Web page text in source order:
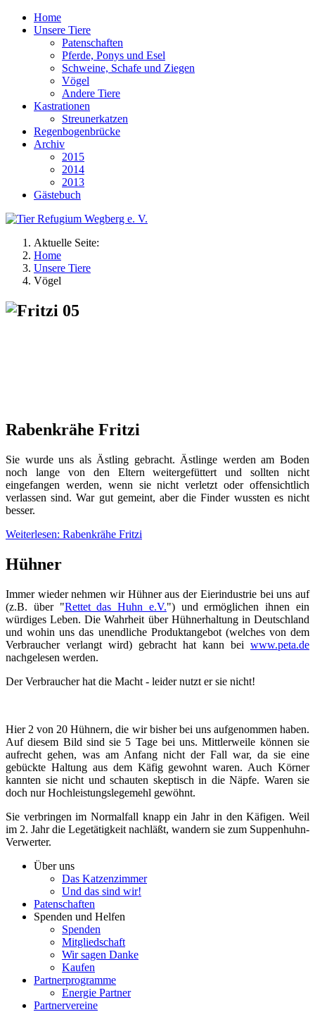
Home
Unsere Tiere
Patenschaften
Pferde, Ponys und Esel
Schweine, Schafe und Ziegen
Vögel
Andere Tiere
Kastrationen
Streunerkatzen
Regenbogenbrücke
Archiv
2015
2014
2013
Gästebuch
Aktuelle Seite:
Home
Unsere Tiere
Vögel
Rabenkrähe Fritzi
Sie wurde uns als Ästling gebracht. Ästlinge werden am Boden
noch lange von den Eltern weitergefüttert und sollten nicht
eingefangen werden, wenn sie nicht verletzt oder offensichtlich
verlassen sind. War gut gemeint, aber die Finder wussten es nicht
besser.
Weiterlesen: Rabenkrähe Fritzi
Hühner
Immer wieder nehmen wir Hühner aus der Eierindustrie bei uns auf
(z.B. über "Rettet das Huhn e.V.") und ermöglichen ihnen ein
würdiges Leben. Die Wahrheit über Hühnerhaltung in Deutschland
und wohin uns das unendliche Produktangebot (welches von dem
Verbraucher verlangt wird) gebracht hat kann bei www.peta.de
nachgelesen werden.
Der Verbraucher hat die Macht - leider nutzt er sie nicht!
Hier 2 von 20 Hühnern, die wir bisher bei uns aufgenommen haben.
Auf diesem Bild sind sie 5 Tage bei uns. Mittlerweile können sie
aufrecht gehen, was am Anfang nicht der Fall war, da sie eine
gebückte Haltung aus dem Käfig gewohnt waren. Auch Körner
kannten sie nicht und schauten skeptisch in die Näpfe. Waren sie
doch nur Hochleistungslegemehl gewöhnt.
Sie verbringen im Normalfall knapp ein Jahr in den Käfigen. Weil
im 2. Jahr die Legetätigkeit nachläßt, wandern sie zum Suppenhuhn-
Verwerter.
Über uns
Das Katzenzimmer
Und das sind wir!
Patenschaften
Spenden und Helfen
Spenden
Mitgliedschaft
Wir sagen Danke
Kaufen
Partnerprogramme
Energie Partner
Partnervereine